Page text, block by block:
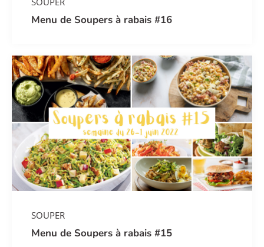
Menu de Soupers à rabais #16
SOUPER
Menu de Soupers à rabais #15